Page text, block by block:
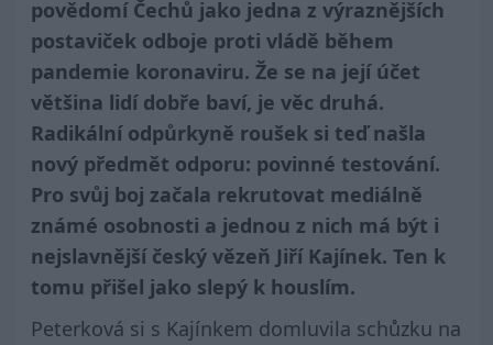
povědomí Čechů jako jedna z výraznějších
postaviček odboje proti vládě během
pandemie koronaviru. Že se na její účet
většina lidí dobře baví, je věc druhá.
Radikální odpůrkyně roušek si teď našla
nový předmět odporu: povinné testování.
Pro svůj boj začala rekrutovat mediálně
známé osobnosti a jednou z nich má být i
nejslavnější český vězeň Jiří Kajínek. Ten k
tomu přišel jako slepý k houslím.
Peterková si s Kajínkem domluvila schůzku na